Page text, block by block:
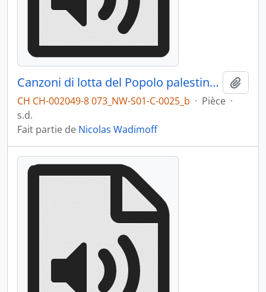
Canzoni di lotta del Popolo palestinense Marcel Kalifè Al Mayadine - Face B
CH CH-002049-8 073_NW-S01-C-0025_b · Pièce ·
s.d.
Fait partie de Nicolas Wadimoff